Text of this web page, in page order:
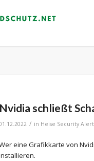
Nvidia schließt
/ in Heise Security Alert
eine Grafikkarte von